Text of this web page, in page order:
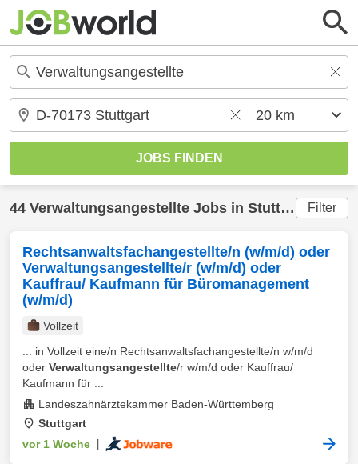
44 Verwaltungsangestellte Jobs in Stuttgart (20
Filter
Rechtsanwaltsfachangestellte/n (w/m/d) oder
Verwaltungsangestellte/r (w/m/d) oder
Kauffrau/ Kaufmann für Büromanagement
(w/m/d)
Vollzeit
... in Vollzeit eine/n Rechtsanwaltsfachangestellte/n w/m/d
oder Verwaltungsangestellte/r w/m/d oder Kauffrau/
Kaufmann für ...
Landeszahnärztekammer Baden-Württemberg
Stuttgart
vor 1 Woche